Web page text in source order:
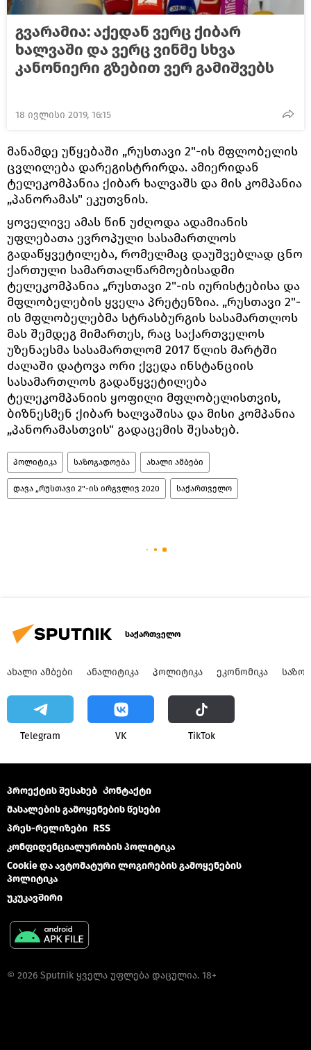
გვარამია: აქედან ვერც ქიბარ
ხალვაში და ვერც ვინმე სხვა
კანონიერი გზებით ვერ გამიშვებს
18 ივლისი 2019, 16:15
მანამდე უწყებაში „რუსთავი 2"-ის მფლობელის
ცვლილება დარეგისტრირდა. ამიერიდან
ტელეკომპანია ქიბარ ხალვაშს და მის კომპანია
„პანორამას" ეკუთვნის.
ყოველივე ამას წინ უძღოდა ადამიანის
უფლებათა ევროპული სასამართლოს
გადაწყვეტილება, რომელმაც დაუშვებლად ცნო
ქართული სამართალწარმოებისადმი
ტელეკომპანია „რუსთავი 2"-ის იურისტებისა და
მფლობელების ყველა პრეტენზია. „რუსთავი 2"-
ის მფლობელებმა სტრასბურგის სასამართლოს
მას შემდეგ მიმართეს, რაც საქართველოს
უზენაესმა სასამართლომ 2017 წლის მარტში
ძალაში დატოვა ორი ქვედა ინსტანციის
სასამართლოს გადაწყვეტილება
ტელეკომპანიის ყოფილი მფლობელისთვის,
ბიზნესმენ ქიბარ ხალვაშისა და მისი კომპანია
„პანორამასთვის" გადაცემის შესახებ.
პოლიტიკა საზოგადოება ახალი ამბები
დავა „რუსთავი 2"-ის ირგვლივ 2020 საქართველო
საქართველო
ᲐᲮᲐᲚᲘ ᲐᲛᲑᲔᲑᲘ ᲐᲜᲐᲚᲘᲢᲘᲙᲐ ᲞᲝᲚᲘᲢᲘᲙᲐ ᲔᲙᲝᲜᲝᲛᲘᲙᲐ
Telegram VK ТikТоk
პროექტის შესახებ Კონტაქტი
მასალების გამოყენების წესები
პრეს-რელიზები RSS
კონფიდენციალურობის პოლიტიკა
Cookie და ავტომატური ლოგირების გამოყენების
პოლიტიკა
უკუკავშირი
© 2026 Sputnik ყველა უფლება დაცულია. 18+